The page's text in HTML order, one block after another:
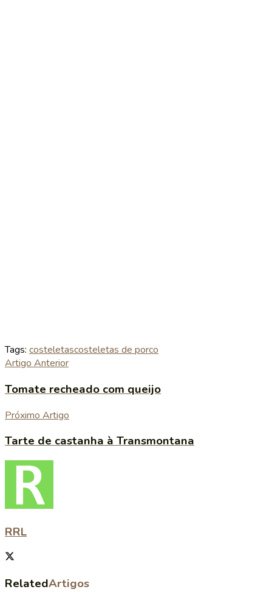
Tags: costeletascosteletas de porco
Artigo Anterior
Tomate recheado com queijo
Próximo Artigo
Tarte de castanha à Transmontana
RRL
RelatedArtigos